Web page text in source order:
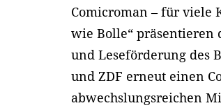
Comicroman – für viele
wie Bolle“
und Leseförderung des
und ZDF erneut einen
abwechslungsreichen